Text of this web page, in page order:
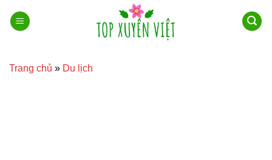
qua
Trang chủ » Du lịch